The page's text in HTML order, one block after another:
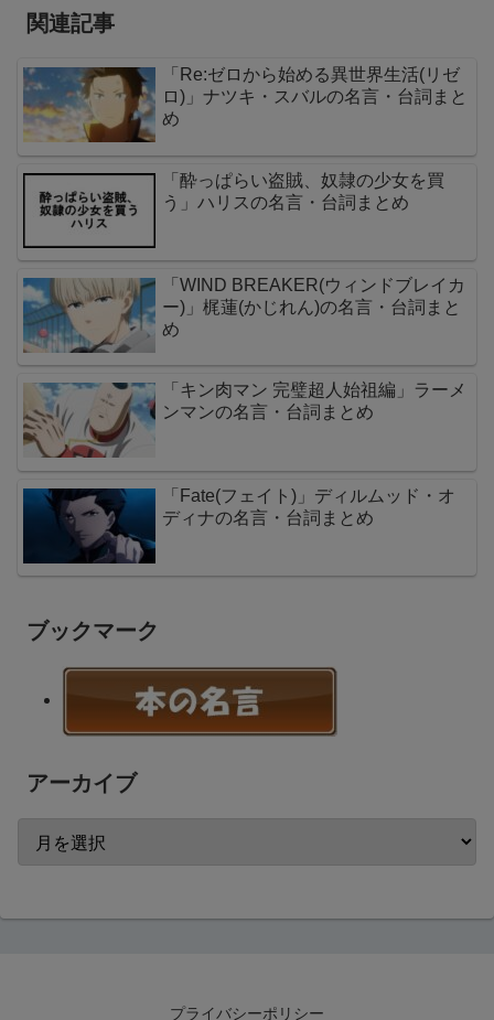
関連記事
「Re:ゼロから始める異世界生活(リゼ
ロ)」ナツキ・スバルの名言・台詞まと
め
「酔っぱらい盗賊、奴隷の少女を買
う」ハリスの名言・台詞まとめ
「WIND BREAKER(ウィンドブレイカ
ー)」梶蓮(かじれん)の名言・台詞まと
め
「キン肉マン 完璧超人始祖編」ラーメ
ンマンの名言・台詞まとめ
「Fate(フェイト)」ディルムッド・オ
ディナの名言・台詞まとめ
ブックマーク
アーカイブ
プライバシーポリシー